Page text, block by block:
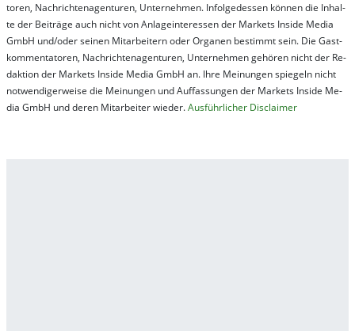
tor­en, Nach­richt­en­ag­en­tur­en, Un­ter­neh­men. In­fol­ge­des­sen kön­nen die In­hal­
te der Bei­trä­ge auch nicht von An­la­ge­in­te­res­sen der Mar­kets In­side Me­dia
GmbH und/oder sei­nen Mit­ar­bei­tern oder Or­ga­nen be­stim­mt sein. Die Gast­
kom­men­ta­tor­en, Nach­rich­ten­ag­en­tur­en, Un­ter­neh­men ge­hör­en nicht der Re­
dak­tion der Mar­kets In­side Me­dia GmbH an. Ihre Mei­nung­en spie­geln nicht
not­wen­di­ger­wei­se die Mei­nung­en und Auf­fas­sung­en der Mar­kets In­side Me­
dia GmbH und de­ren Mit­ar­bei­ter wie­der.Aus­führ­lich­er Dis­clai­mer